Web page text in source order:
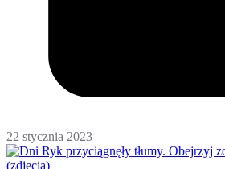
22 stycznia 2023